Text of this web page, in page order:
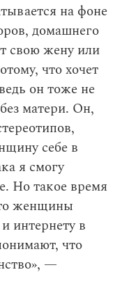
на фоне
домашнего
свою жену или
что хочет
он тоже не
матери. Он,
себе в
я смогу
Но такое время
женщины
интернету в
что
—